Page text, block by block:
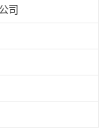
司